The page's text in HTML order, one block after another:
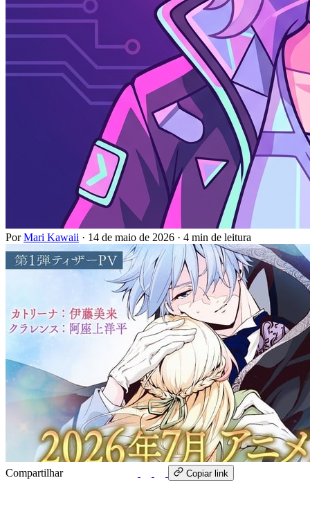
PorMari Kawaii · 14 de maio de 2026 · 4 min de leitura
Compartilhar Copiar link